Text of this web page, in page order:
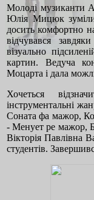
Молоді музиканти
Юлія Мицюк зуміли
досить комфортно
відчувався
візуально
картин. Ведуча
Моцарта і дала
Хочеться
інструментальні
Соната фа мажор,
- Менует ре мажор,
Вікторія Павлівна
студентів.